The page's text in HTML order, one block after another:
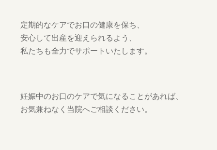
定期的なケアでお口の健康を保ち、
安心して出産を迎えられるよう、
私たちも全力でサポートいたします。
妊娠中のお口のケアで気になることがあれば、
お気兼ねなく当院へご相談ください。